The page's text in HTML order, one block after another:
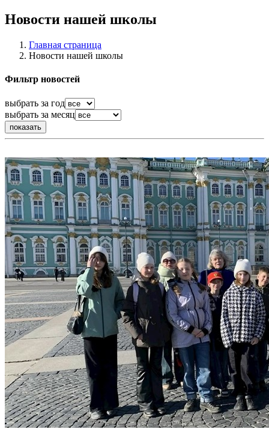
Новости нашей школы
Главная страница
Новости нашей школы
Фильтр новостей
выбрать за год
выбрать за месяц